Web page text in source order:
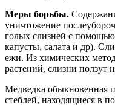
Меры борьбы.
уничтожение
голых слизней с
капусты, салата и др).
ежи. Из химических
растений, слизни ползут
Медведка обыкновенная
стеблей, находящиеся в